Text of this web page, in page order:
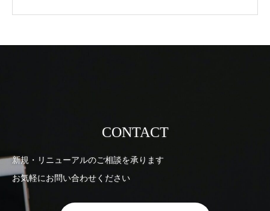
CONTACT
新規・リニューアルのご相談を承ります
お気軽にお問い合わせください